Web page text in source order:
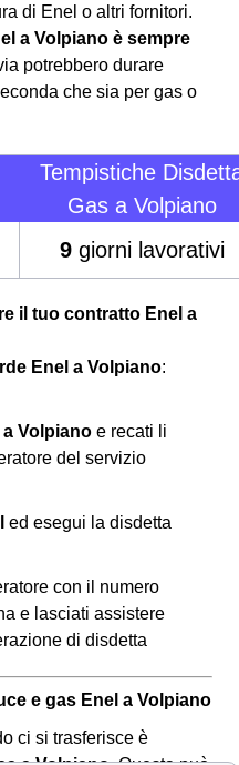
di Enel o altri fornitori.
a Volpiano è sempre
potrebbero durare
che sia per gas o
Tempistiche
Gas a Volpiano
9 giorni lavorativi
il tuo contratto Enel a
Enel a Volpiano:
Volpiano e recati li
del servizio
ed esegui la disdetta
con il numero
e lasciati assistere
di disdetta
e gas Enel a Volpiano
ci si trasferisce è